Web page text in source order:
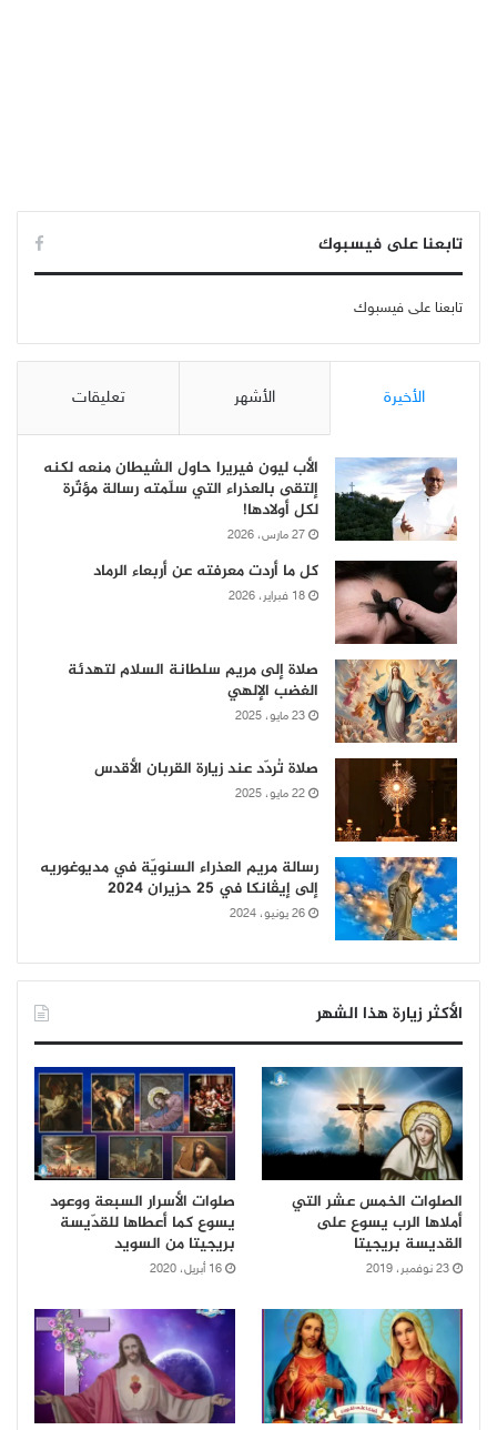
تابعنا على فيسبوك
تابعنا على فيسبوك
الأخيرة الأشهر تعليقات
الأب ليون فيريرا حاول الشيطان منعه لكنه
إلتقى بالعذراء التي سلّمته رسالة مؤثّرة
لكل أولادها!
27 مارس، 2026
كل ما أردت معرفته عن أربعاء الرماد
18 فبراير، 2026
صلاة إلى مريم سلطانة السلام لتهدئة
الغضب الإلهي
23 مايو، 2025
صلاة تُردّد عند زيارة القربان الأقدس
22 مايو، 2025
رسالة مريم العذراء السنويّة في مديوغوريه
إلى إيڤانكا في 25 حزيران 2024
26 يونيو، 2024
الأكثر زيارة هذا الشهر
الصلوات الخمس عشر التي
أملاها الرب يسوع على
القديسة بريجيتا
23 نوفمبر، 2019
صلوات الأسرار السبعة ووعود
يسوع كما أعطاها للقدّيسة
بريجيتا من السويد
16 أبريل، 2020